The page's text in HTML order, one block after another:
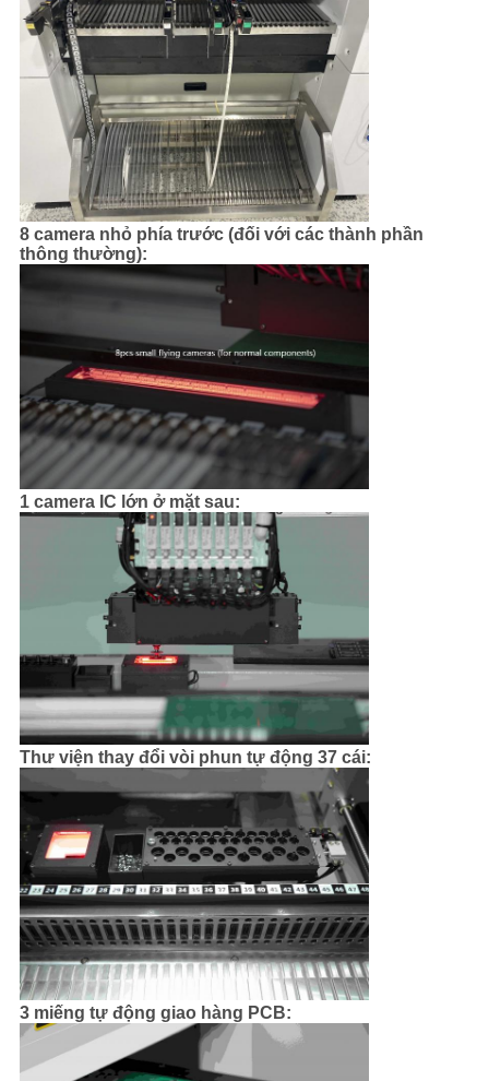
8 camera nhỏ phía trước (đối với các thành phần
thông thường):
1 camera IC lớn ở mặt sau:
Thư viện thay đổi vòi phun tự động 37 cái:
3 miếng tự động giao hàng PCB: